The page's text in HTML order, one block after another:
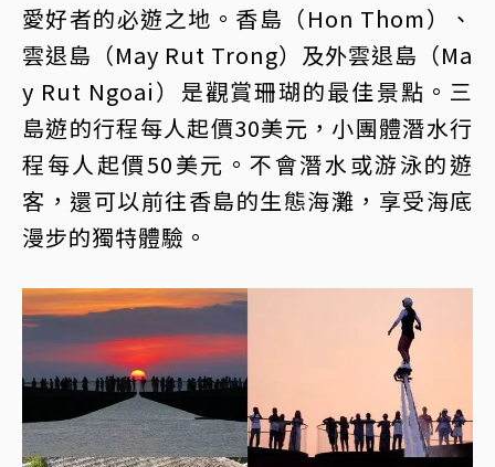
愛好者的必遊之地。香島（Hon Thom）、
雲退島（May Rut Trong）及外雲退島（Ma
y Rut Ngoai）是觀賞珊瑚的最佳景點。三
島遊的行程每人起價30美元，小團體潛水行
程每人起價50美元。不會潛水或游泳的遊
客，還可以前往香島的生態海灘，享受海底
漫步的獨特體驗。